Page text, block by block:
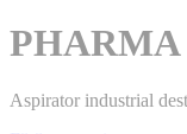
PHARMA
Aspirator industrial